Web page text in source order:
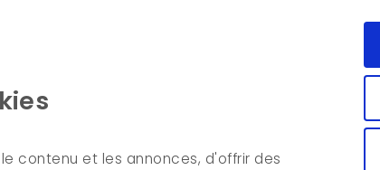
contenu et les annonces, d'offrir des